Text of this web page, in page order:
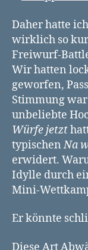
Daher hatte
wirklich so
Freiwurf-
Wir hatten
geworfen,
Stimmung
unbeliebte
Würfe jetzt
typischenNa
erwidert.
Idylle durch
Mini-
Er könnte
Diese Art